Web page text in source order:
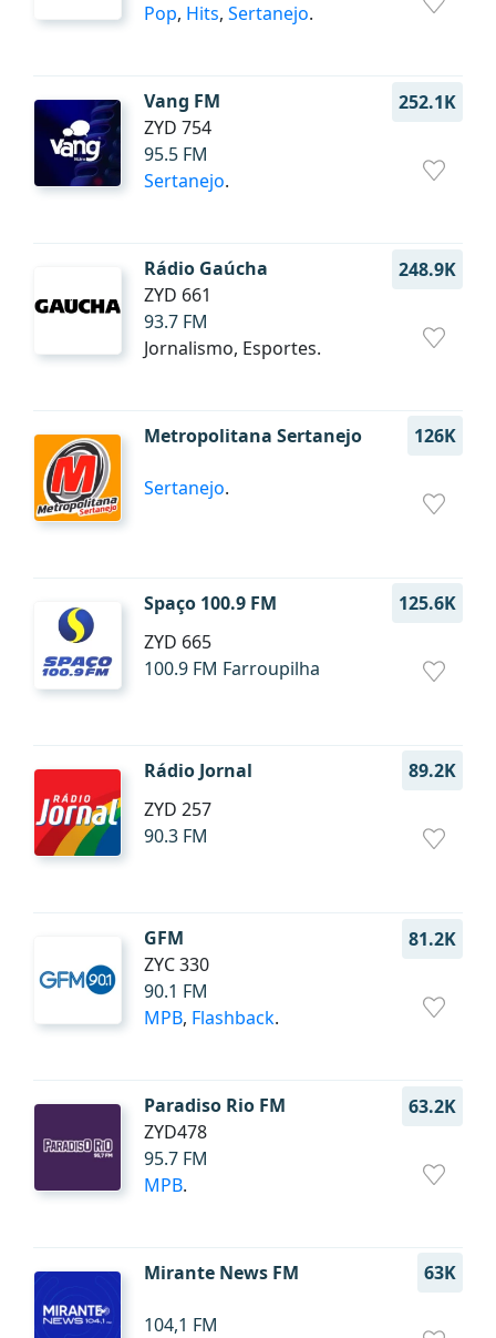
Pop, Hits, Sertanejo.
Vang FM
252.1K
ZYD 754
95.5 FM
Sertanejo.
Rádio Gaúcha
248.9K
ZYD 661
93.7 FM
Jornalismo, Esportes.
Metropolitana Sertanejo 126K
Sertanejo.
Spaço 100.9 FM
125.6K
ZYD 665
100.9 FM Farroupilha
Rádio Jornal
89.2K
ZYD 257
90.3 FM
GFM
81.2K
ZYC 330
90.1 FM
MPB, Flashback.
Paradiso Rio FM
63.2K
ZYD478
95.7 FM
MPB.
Mirante News FM 63K
104,1 FM